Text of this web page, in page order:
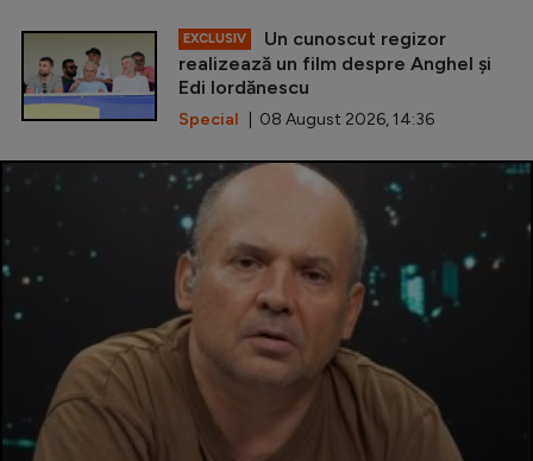
EXCLUSIV
Un cunoscut regizor
realizează un film despre Anghel și
Edi Iordănescu
Special | 08 August 2026, 14:36